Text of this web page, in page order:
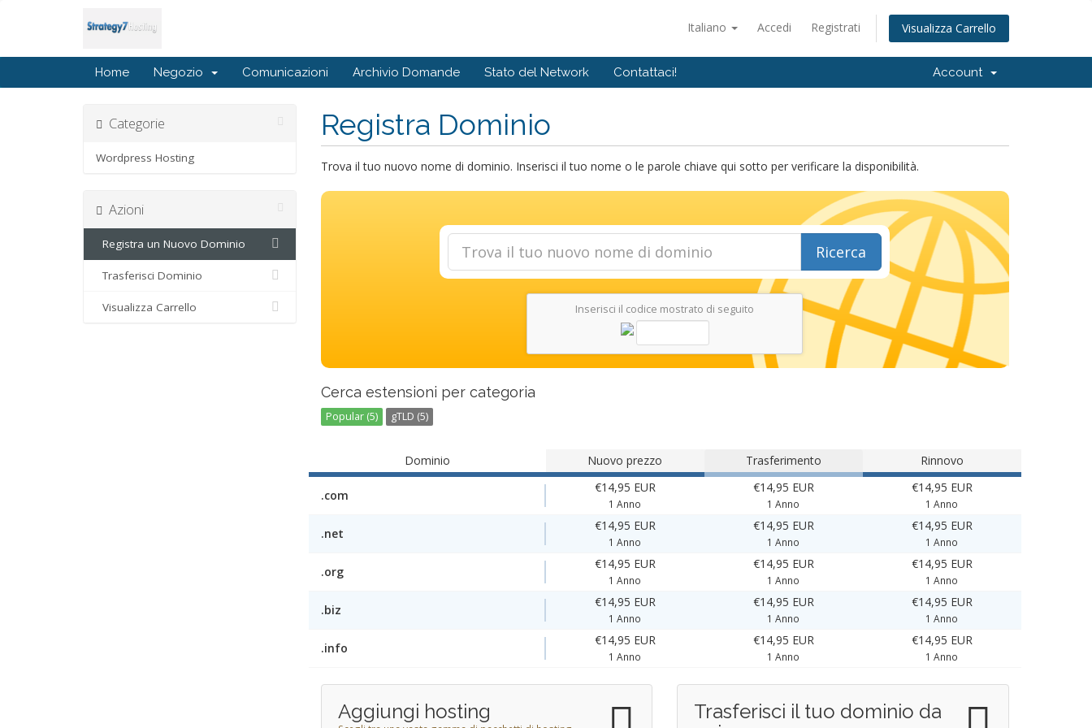
Italiano Accedi Registrati Visualizza Carrello
Home Negozio Comunicazioni Archivio Domande Stato del Network Contattaci! Account
Registra Dominio
Categorie
Wordpress Hosting
Azioni
Registra un Nuovo Dominio
Trasferisci Dominio
Visualizza Carrello
Trova il tuo nuovo nome di dominio. Inserisci il tuo nome o le parole chiave qui sotto per verificare la disponibilità.
Ricerca
Inserisci il codice mostrato di seguito
Cerca estensioni per categoria
Popular (5) gTLD (5)
Dominio Nuovo prezzo Trasferimento Rinnovo
.com
€14,95 EUR
1 Anno
€14,95 EUR
1 Anno
€14,95 EUR
1 Anno
.net
€14,95 EUR
1 Anno
€14,95 EUR
1 Anno
€14,95 EUR
1 Anno
.org
€14,95 EUR
1 Anno
€14,95 EUR
1 Anno
€14,95 EUR
1 Anno
.biz
€14,95 EUR
1 Anno
€14,95 EUR
1 Anno
€14,95 EUR
1 Anno
.info
€14,95 EUR
1 Anno
€14,95 EUR
1 Anno
€14,95 EUR
1 Anno
Aggiungi hosting
Trasferisci il tuo dominio da